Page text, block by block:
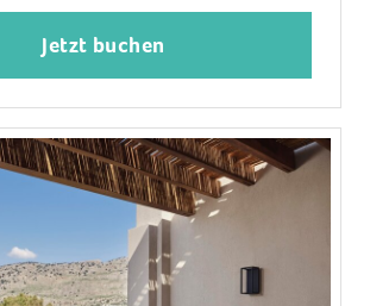
gesteuert
WLAN/WiFi: ohne Gebühr,
Terrasse: mit Sitzgelegenheit
Jetzt buchen